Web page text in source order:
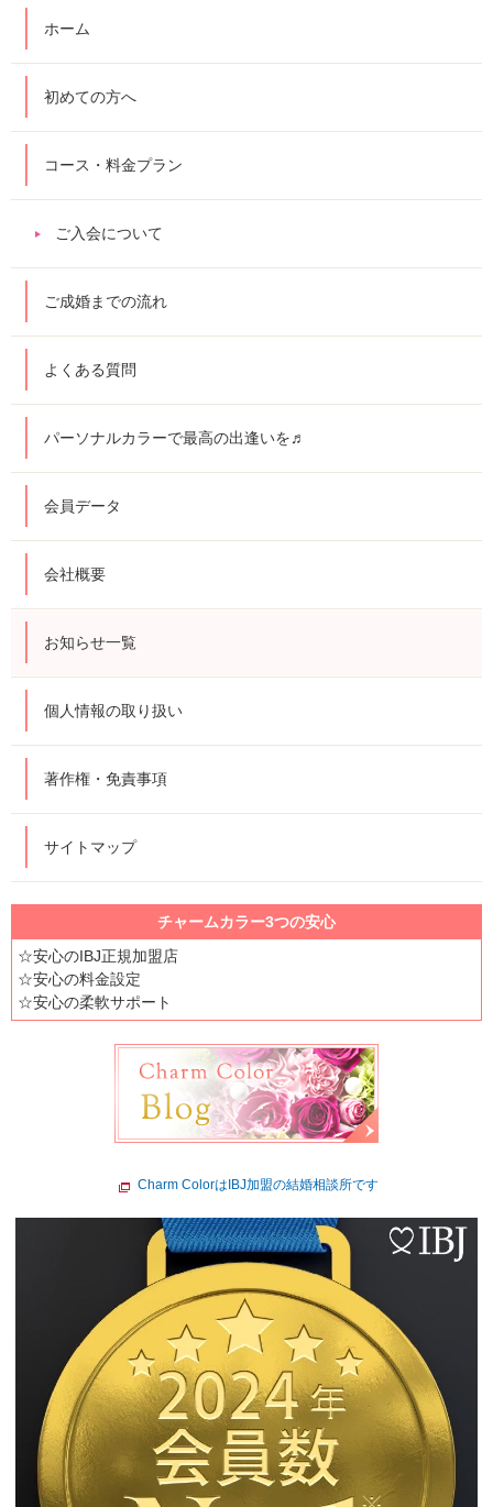
ホーム
初めての方へ
コース・料金プラン
ご入会について
ご成婚までの流れ
よくある質問
パーソナルカラーで最高の出逢いを♬
会員データ
会社概要
お知らせ一覧
個人情報の取り扱い
著作権・免責事項
サイトマップ
チャームカラー3つの安心
☆安心のIBJ正規加盟店
☆安心の料金設定
☆安心の柔軟サポート
Charm ColorはIBJ加盟の結婚相談所です